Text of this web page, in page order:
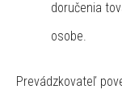
doručenia
osobe.
Prevádzkovateľ